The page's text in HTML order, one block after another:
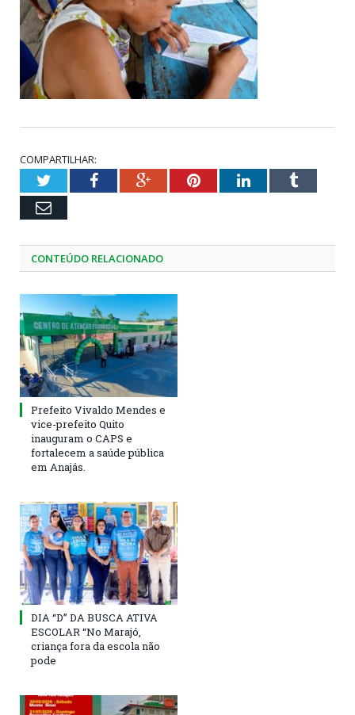
COMPARTILHAR:
TwitterFacebookGoogle+PinterestLinkedInTumblr
Email
CONTEÚDO RELACIONADO
Prefeito Vivaldo Mendes e
vice-prefeito Quito
inauguram o CAPS e
fortalecem a saúde pública
em Anajás.
DIA “D” DA BUSCA ATIVA
ESCOLAR “No Marajó,
criança fora da escola não
pode